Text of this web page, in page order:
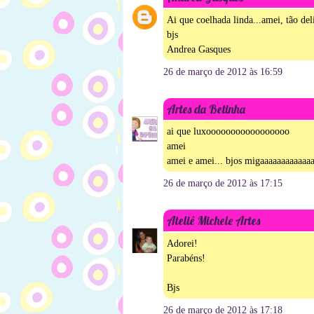
Ai que coelhada linda...amei, tão
bjs
Andrea Gasques
26 de março de 2012 às 16:59
Artes da Betinha
ai que luxooooooooooooooooo
amei
amei e amei... bjos
26 de março de 2012 às 17:15
Ateliê Michele Artes
Adorei!
Parabéns!
Bjs
26 de março de 2012 às 17:18